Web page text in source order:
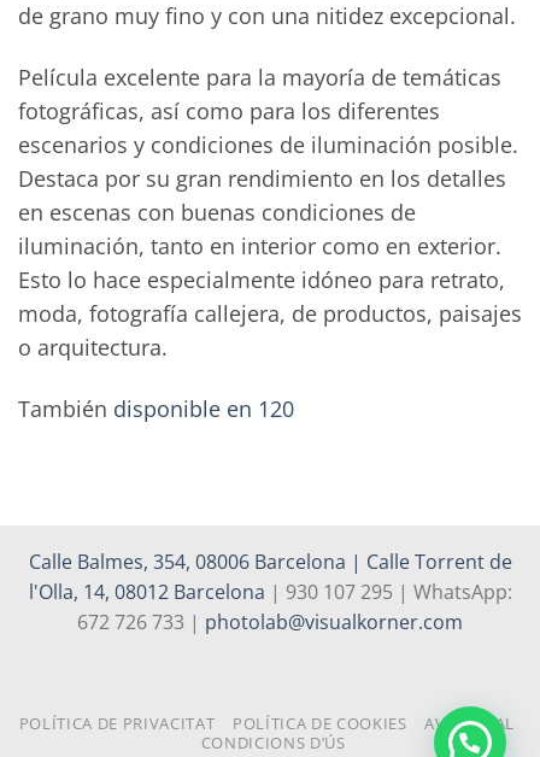
de grano muy fino y con una nitidez excepcional.
Película excelente para la mayoría de temáticas
fotográficas, así como para los diferentes
escenarios y condiciones de iluminación posible.
Destaca por su gran rendimiento en los detalles
en escenas con buenas condiciones de
iluminación, tanto en interior como en exterior.
Esto lo hace especialmente idóneo para retrato,
moda, fotografía callejera, de productos, paisajes
o arquitectura.
También disponible en 120
Calle Balmes, 354, 08006 Barcelona | Calle Torrent de
l'Olla, 14, 08012 Barcelona | 930 107 295 | WhatsApp:
672 726 733 | photolab@visualkorner.com
POLÍTICA DE PRIVACITAT POLÍTICA DE COOKIES
AVÍS LEGAL
CONDICIONS D’ÚS